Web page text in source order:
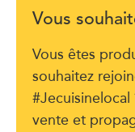
Vous
Vous êtes
souhaitez
vente et